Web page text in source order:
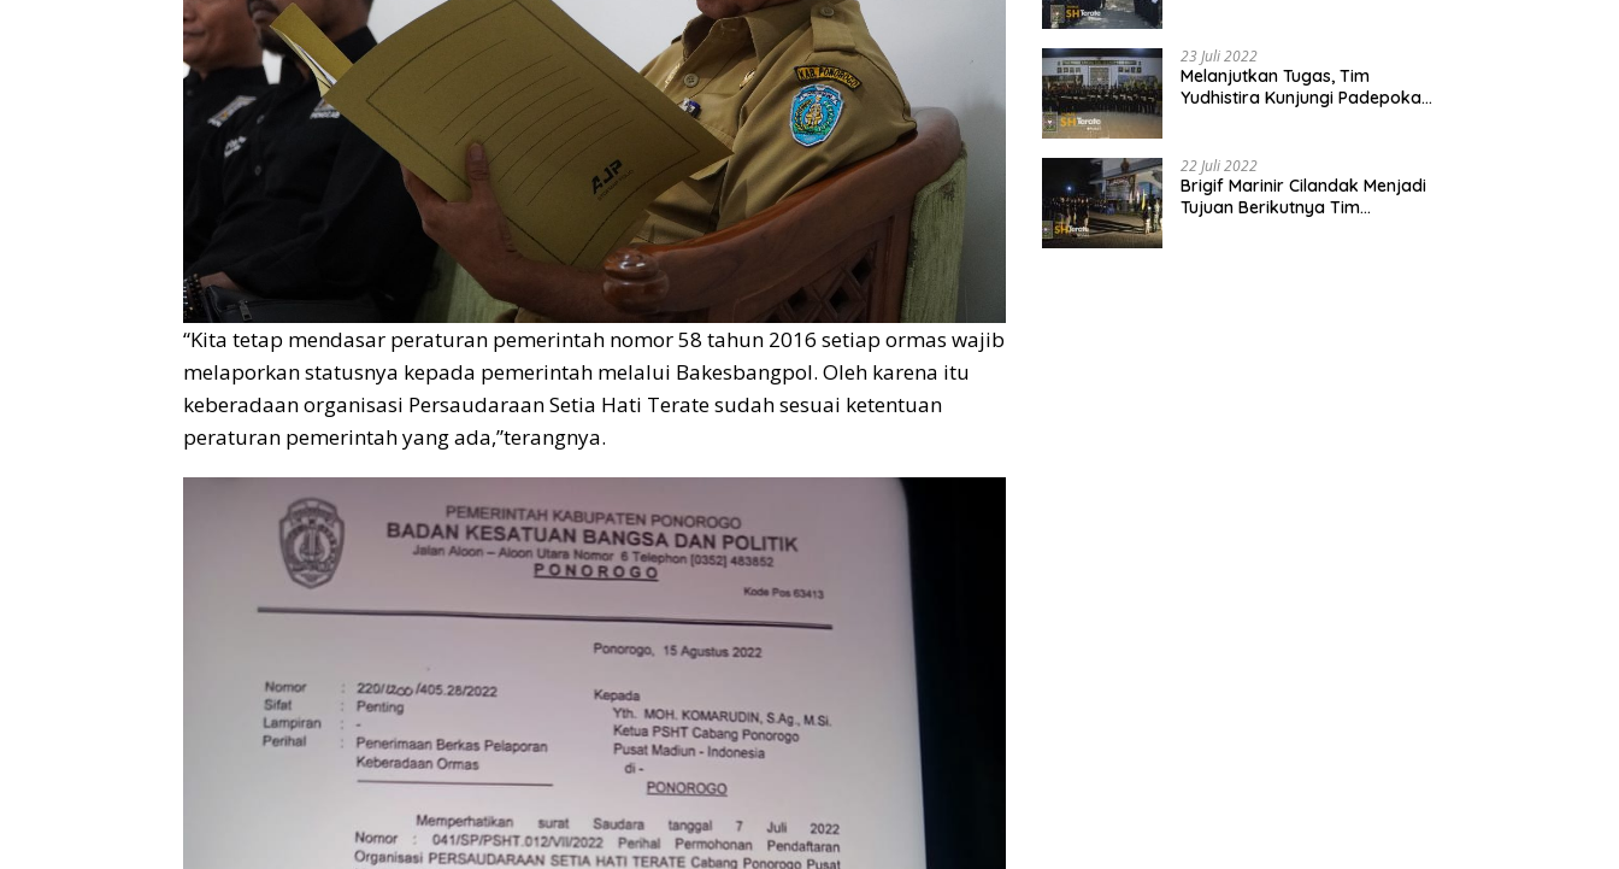
“Kita tetap mendasar peraturan pemerintah nomor 58 tahun 2016 setiap ormas wajib
melaporkan statusnya kepada pemerintah melalui Bakesbangpol. Oleh karena itu
keberadaan organisasi Persaudaraan Setia Hati Terate sudah sesuai ketentuan
peraturan pemerintah yang ada,”terangnya.
23 Juli 2022
Melanjutkan Tugas, Tim
Yudhistira Kunjungi Padepokan
22 Juli 2022
Brigif Marinir Cilandak Menjadi
Tujuan Berikutnya Tim